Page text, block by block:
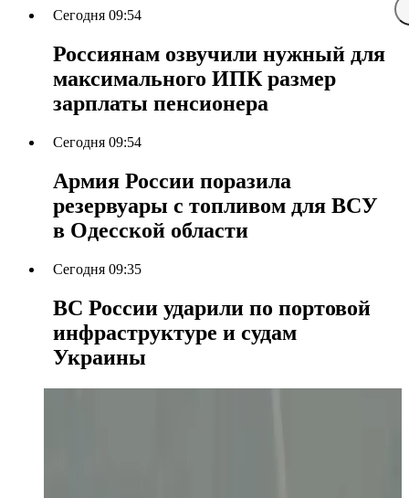
Сегодня 09:54
Россиянам озвучили нужный для
максимального ИПК размер
зарплаты пенсионера
Сегодня 09:54
Армия России поразила
резервуары с топливом для ВСУ
в Одесской области
Сегодня 09:35
ВС России ударили по портовой
инфраструктуре и судам
Украины